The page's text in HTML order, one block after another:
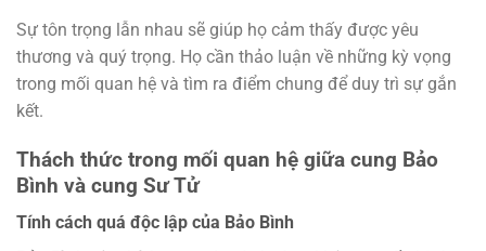
Sự tôn trọng lẫn nhau sẽ giúp họ cảm thấy được yêu
thương và quý trọng. Họ cần thảo luận về những kỳ vọng
trong mối quan hệ và tìm ra điểm chung để duy trì sự gắn
kết.
Thách thức trong mối quan hệ giữa cung Bảo
Bình và cung Sư Tử
Tính cách quá độc lập của Bảo Bình